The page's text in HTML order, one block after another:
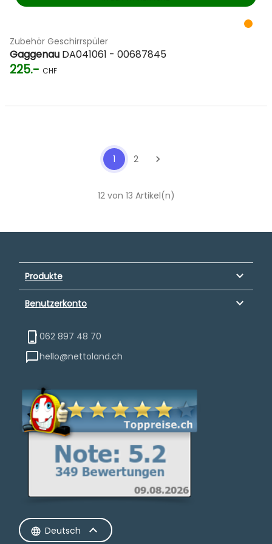
Zubehör Geschirrspüler
Gaggenau DA041061 - 00687845
225.- CHF
1 2 chevron_right
12 von 13 Artikel(n)
Produkte keyboard_arrow_down
Benutzerkonto keyboard_arrow_down
062 897 48 70
hello@nettoland.ch
Deutsch